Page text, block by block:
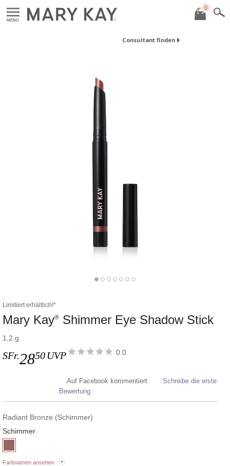
MENU
0
Consultant finden
Limitiert erhältlich!*
Mary Kay® Shimmer Eye Shadow Stick
1,2 g
SFr.2850 UVP 0.0
Auf Facebook kommentiert
Schreibe die erste
Bewertung
Radiant Bronze (Schimmer)
Schimmer
Farbnamen ansehen